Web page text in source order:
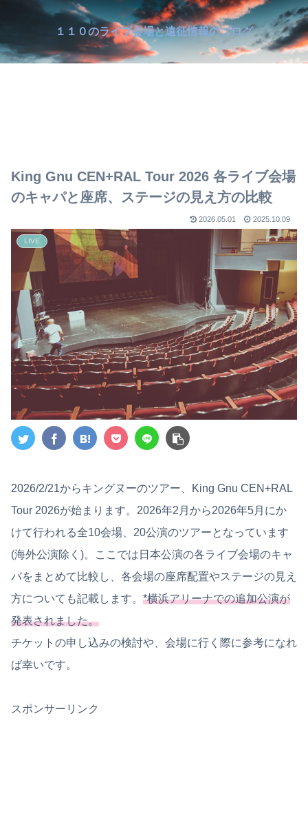
１１０のライブ会場と遠征情報のブログ
King Gnu CEN+RAL Tour 2026 各ライブ会場
のキャパと座席、ステージの見え方の比較
2026.05.01 2025.10.09
LIVE
2026/2/21からキングヌーのツアー、King Gnu CEN+RAL
Tour 2026が始まります。2026年2月から2026年5月にか
けて行われる全10会場、20公演のツアーとなっています
(海外公演除く)。ここでは日本公演の各ライブ会場のキャ
パをまとめて比較し、各会場の座席配置やステージの見え
方についても記載します。 *横浜アリーナでの追加公演が
発表されました。
チケットの申し込みの検討や、会場に行く際に参考になれ
ば幸いです。
スポンサーリンク